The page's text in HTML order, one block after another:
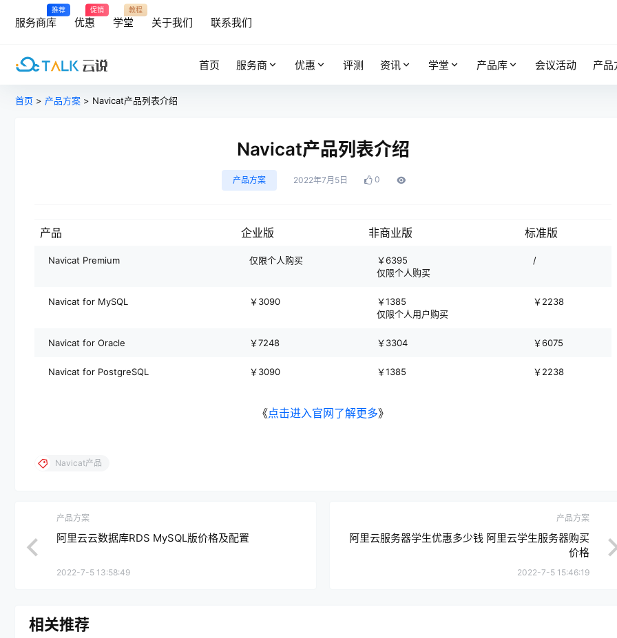
推荐
服务商库
促销
优惠
教程
学堂 关于我们 联系我们
首页 服务商 优惠 评测 资讯 学堂 产品库 会议活动 产品
首页 > 产品方案 > Navicat产品列表介绍
Navicat产品列表介绍
产品方案 2022年7月5日 0
产品 企业版 非商业版 标准版
Navicat Premium 仅限个人购买
￥6395
仅限个人购买
/
Navicat for MySQL ￥3090
￥1385
仅限个人用户购买
￥2238
Navicat for Oracle ￥7248 ￥3304 ￥6075
Navicat for PostgreSQL ￥3090 ￥1385 ￥2238
《点击进入官网了解更多》
Navicat产品
产品方案
阿里云云数据库RDS MySQL版价格及配置
2022-7-5 13:58:49
产品方案
阿里云服务器学生优惠多少钱 阿里云学生服务器购买
价格
2022-7-5 15:46:19
相关推荐